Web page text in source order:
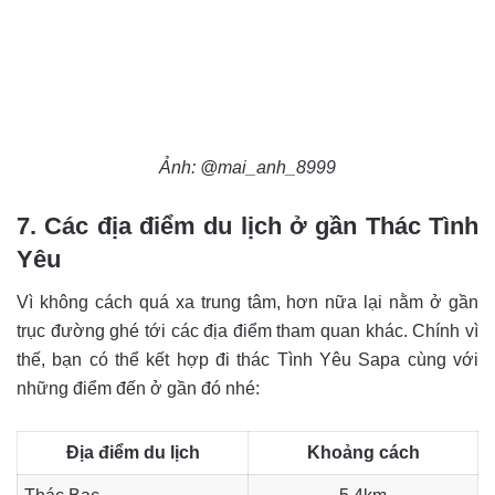
Ảnh: @mai_anh_8999
7. Các địa điểm du lịch ở gần Thác Tình
Yêu
Vì không cách quá xa trung tâm, hơn nữa lại nằm ở gần
trục đường ghé tới các địa điểm tham quan khác. Chính vì
thế, bạn có thể kết hợp đi thác Tình Yêu Sapa cùng với
những điểm đến ở gần đó nhé:
Địa điểm du lịch Khoảng cách